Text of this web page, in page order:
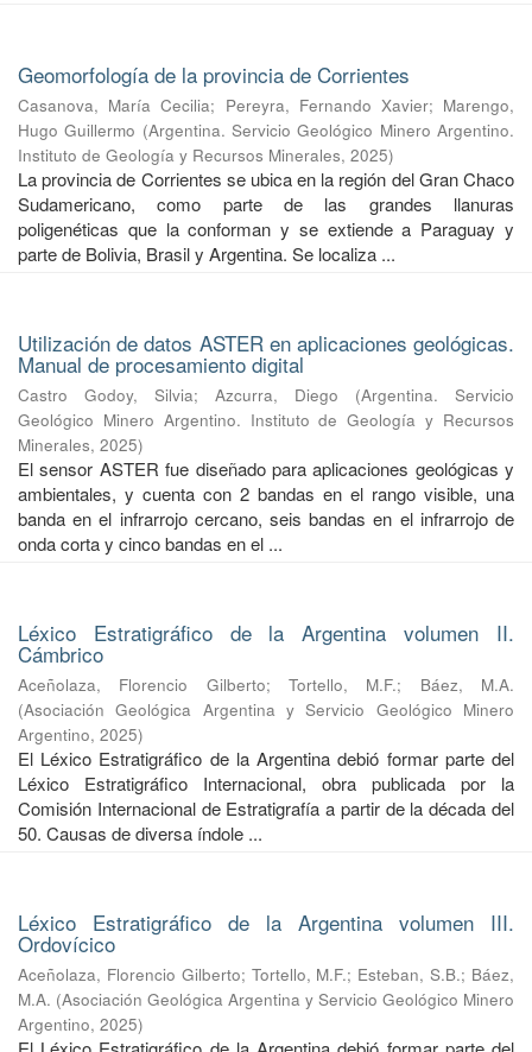
Geomorfología de la provincia de Corrientes
Casanova, María Cecilia; Pereyra, Fernando Xavier; Marengo,
Hugo Guillermo (Argentina. Servicio Geológico Minero Argentino.
Instituto de Geología y Recursos Minerales, 2025)
La provincia de Corrientes se ubica en la región del Gran Chaco
Sudamericano, como parte de las grandes llanuras
poligenéticas que la conforman y se extiende a Paraguay y
parte de Bolivia, Brasil y Argentina. Se localiza ...
Utilización de datos ASTER en aplicaciones geológicas.
Manual de procesamiento digital
Castro Godoy, Silvia; Azcurra, Diego (Argentina. Servicio
Geológico Minero Argentino. Instituto de Geología y Recursos
Minerales, 2025)
El sensor ASTER fue diseñado para aplicaciones geológicas y
ambientales, y cuenta con 2 bandas en el rango visible, una
banda en el infrarrojo cercano, seis bandas en el infrarrojo de
onda corta y cinco bandas en el ...
Léxico Estratigráfico de la Argentina volumen II.
Cámbrico
Aceñolaza, Florencio Gilberto;Tortello, M.F.; Báez, M.A.
(Asociación Geológica Argentina y Servicio Geológico Minero
Argentino, 2025)
El Léxico Estratigráfico de la Argentina debió formar parte del
Léxico Estratigráfico Internacional, obra publicada por la
Comisión Internacional de Estratigrafía a partir de la década del
50. Causas de diversa índole ...
Léxico Estratigráfico de la Argentina volumen III.
Ordovícico
Aceñolaza, Florencio Gilberto; Tortello, M.F.; Esteban, S.B.; Báez,
M.A. (Asociación Geológica Argentina y Servicio Geológico Minero
Argentino, 2025)